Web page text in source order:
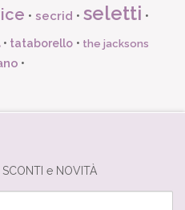
•secrid •seletti •
• tataborello • the jacksons
•
e NOVITÀ